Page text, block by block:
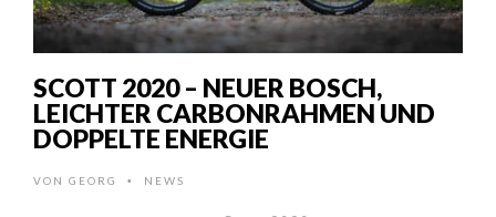
SCOTT 2020 – NEUER BOSCH,
LEICHTER CARBONRAHMEN UND
DOPPELTE ENERGIE
VON GEORG • NEWS